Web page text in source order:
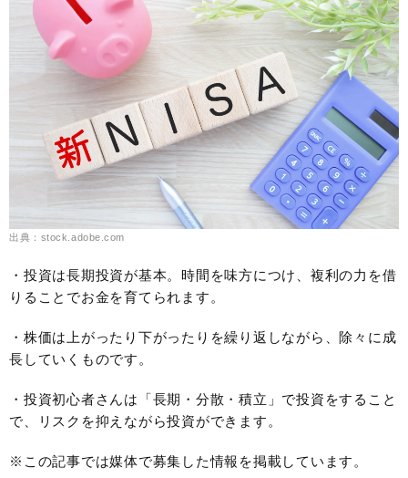
出典：stock.adobe.com
・投資は長期投資が基本。時間を味方につけ、複利の力を借
りることでお金を育てられます。
・株価は上がったり下がったりを繰り返しながら、除々に成
長していくものです。
・投資初心者さんは「長期・分散・積立」で投資をすること
で、リスクを抑えながら投資ができます。
※この記事では媒体で募集した情報を掲載しています。